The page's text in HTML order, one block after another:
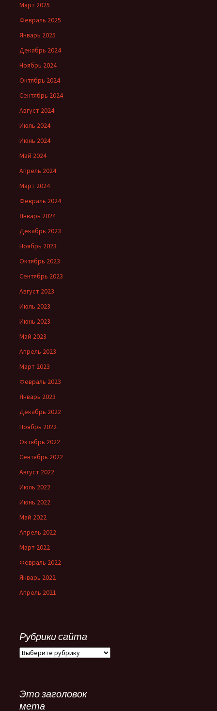
Март 2025
Февраль 2025
Январь 2025
Декабрь 2024
Ноябрь 2024
Октябрь 2024
Сентябрь 2024
Август 2024
Июль 2024
Июнь 2024
Май 2024
Апрель 2024
Март 2024
Февраль 2024
Январь 2024
Декабрь 2023
Ноябрь 2023
Октябрь 2023
Сентябрь 2023
Август 2023
Июль 2023
Июнь 2023
Май 2023
Апрель 2023
Март 2023
Февраль 2023
Январь 2023
Декабрь 2022
Ноябрь 2022
Октябрь 2022
Сентябрь 2022
Август 2022
Июль 2022
Июнь 2022
Май 2022
Апрель 2022
Март 2022
Февраль 2022
Январь 2022
Апрель 2021
Рубрики сайта
Рубрики
Это заголовок
мета